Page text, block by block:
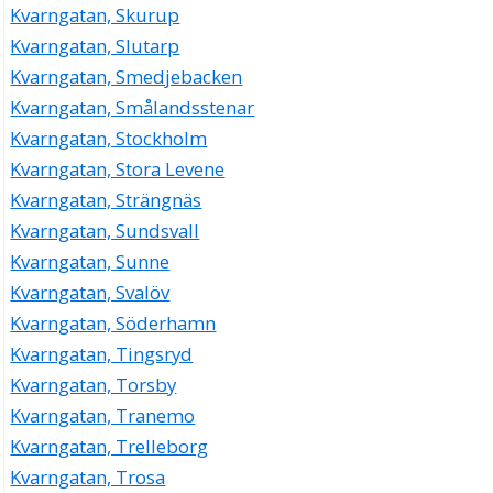
Kvarngatan, Skurup
Kvarngatan, Slutarp
Kvarngatan, Smedjebacken
Kvarngatan, Smålandsstenar
Kvarngatan, Stockholm
Kvarngatan, Stora Levene
Kvarngatan, Strängnäs
Kvarngatan, Sundsvall
Kvarngatan, Sunne
Kvarngatan, Svalöv
Kvarngatan, Söderhamn
Kvarngatan, Tingsryd
Kvarngatan, Torsby
Kvarngatan, Tranemo
Kvarngatan, Trelleborg
Kvarngatan, Trosa